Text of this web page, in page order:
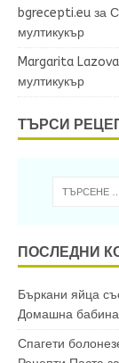
bgrecepti.eu за
мултикукър
Margarita Lazova
мултикукър
ТЪРСИ
ПОСЛЕДНИ
Бъркани яйца
Домашна
Спагети